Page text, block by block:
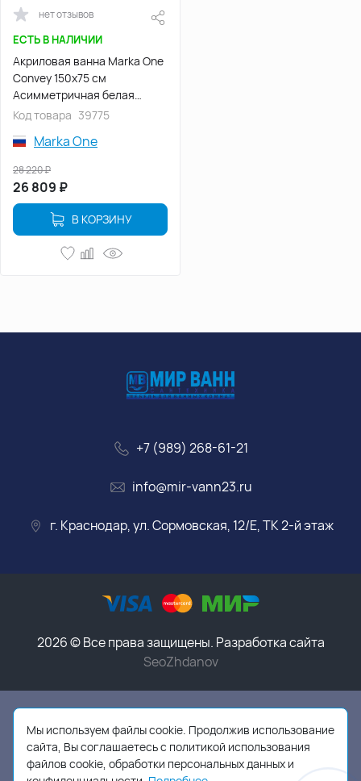
нет отзывов
ЕСТЬ В НАЛИЧИИ
Акриловая ванна Marka One
Convey 150x75 см
Асимметричная белая
Правая 01кон1575п
Код товара 39775
Marka One
26 809 ₽
28 220₽
В КОРЗИНУ
+7 (989) 268-61-21
info@mir-vann23.ru
г. Краснодар, ул. Сормовская, 12/Е, ТК 2-й этаж
2026 © Все права защищены. Разработка сайта
SeoZhdanov
Данный интернет-магазин носит исключительно
информационный характер и ни при каких условиях
информационные материалы, размеры, фото и цены
сайта не являются публичной офертой, в соответствии
Мы используем файлы cookie. Продолжив использование
сайта, Вы соглашаетесь с политикой использования
файлов cookie, обработки персональных данных и